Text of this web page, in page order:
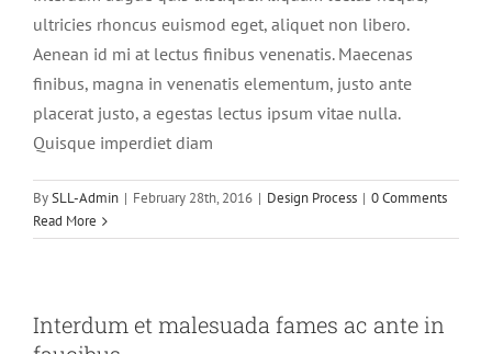
ultricies rhoncus euismod eget, aliquet non libero.
Aenean id mi at lectus finibus venenatis. Maecenas
finibus, magna in venenatis elementum, justo ante
placerat justo, a egestas lectus ipsum vitae nulla.
Quisque imperdiet diam
BySLL-Admin | February 28th, 2016 | Design Process | 0 Comments
Read More
Interdum et malesuada fames ac ante in